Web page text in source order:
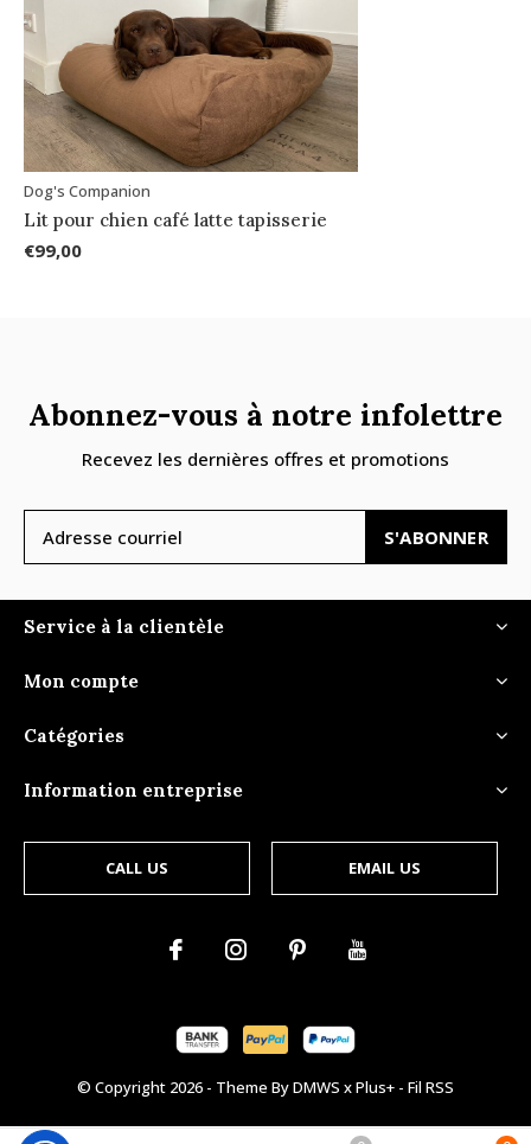
Dog's Companion
Lit pour chien café latte tapisserie
€99,00
Abonnez-vous à notre infolettre
Recevez les dernières offres et promotions
S'ABONNER
Service à la clientèle
Mon compte
Catégories
Information entreprise
CALL US EMAIL US
© Copyright 2026 - Theme ByDMWS xPlus+ - Fil RSS